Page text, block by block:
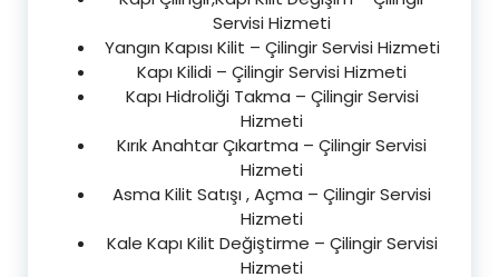
Servisi Hizmeti
Yangın Kapısı Kilit – Çilingir Servisi Hizmeti
Kapı Kilidi – Çilingir Servisi Hizmeti
Kapı Hidroliği Takma – Çilingir Servisi
Hizmeti
Kırık Anahtar Çıkartma – Çilingir Servisi
Hizmeti
Asma Kilit Satışı , Açma – Çilingir Servisi
Hizmeti
Kale Kapı Kilit Değiştirme – Çilingir Servisi
Hizmeti